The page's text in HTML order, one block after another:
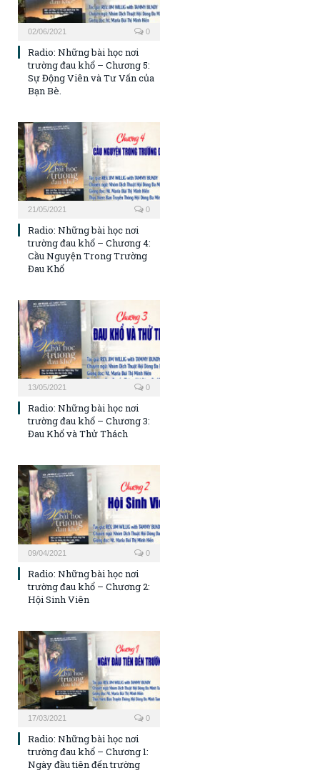
02/06/2021 0
Radio: Những bài học nơi
trường đau khổ – Chương 5:
Sự Động Viên và Tư Vấn của
Bạn Bè.
21/05/2021 0
Radio: Những bài học nơi
trường đau khổ – Chương 4:
Cầu Nguyện Trong Trường
Đau Khổ
13/05/2021 0
Radio: Những bài học nơi
trường đau khổ – Chương 3:
Đau Khổ và Thử Thách
09/04/2021 0
Radio: Những bài học nơi
trường đau khổ – Chương 2:
Hội Sinh Viên
17/03/2021 0
Radio: Những bài học nơi
trường đau khổ – Chương 1:
Ngày đầu tiên đến trường